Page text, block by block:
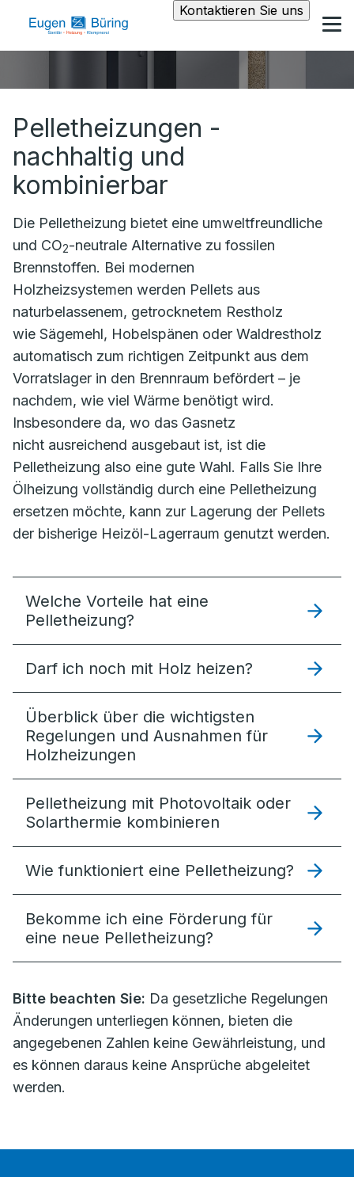
Kontaktieren Sie uns
Pelletheizungen -
nachhaltig und
kombinierbar
Die Pelletheizung bietet eine umweltfreundliche
und CO2-neutrale Alternative zu fossilen
Brennstoffen. Bei modernen
Holzheizsystemen werden Pellets aus
naturbelassenem, getrocknetem Restholz
wie Sägemehl, Hobelspänen oder Waldrestholz
automatisch zum richtigen Zeitpunkt aus dem
Vorratslager in den Brennraum befördert – je
nachdem, wie viel Wärme benötigt wird.
Insbesondere da, wo das Gasnetz
nicht ausreichend ausgebaut ist, ist die
Pelletheizung also eine gute Wahl. Falls Sie Ihre
Ölheizung vollständig durch eine Pelletheizung
ersetzen möchte, kann zur Lagerung der Pellets
der bisherige Heizöl-Lagerraum genutzt werden.
Welche Vorteile hat eine
Pelletheizung?
Darf ich noch mit Holz heizen?
Überblick über die wichtigsten
Regelungen und Ausnahmen für
Holzheizungen
Pelletheizung mit Photovoltaik oder
Solarthermie kombinieren
Wie funktioniert eine Pelletheizung?
Bekomme ich eine Förderung für
eine neue Pelletheizung?
Bitte beachten Sie: Da gesetzliche Regelungen
Änderungen unterliegen können, bieten die
angegebenen Zahlen keine Gewährleistung, und
es können daraus keine Ansprüche abgeleitet
werden.